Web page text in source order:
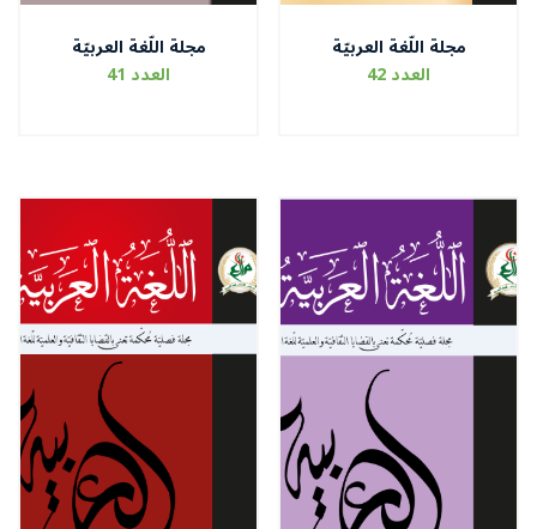
مجلة اللّغة العربيّة
العدد 42
مجلة اللّغة العربيّة
العدد 41